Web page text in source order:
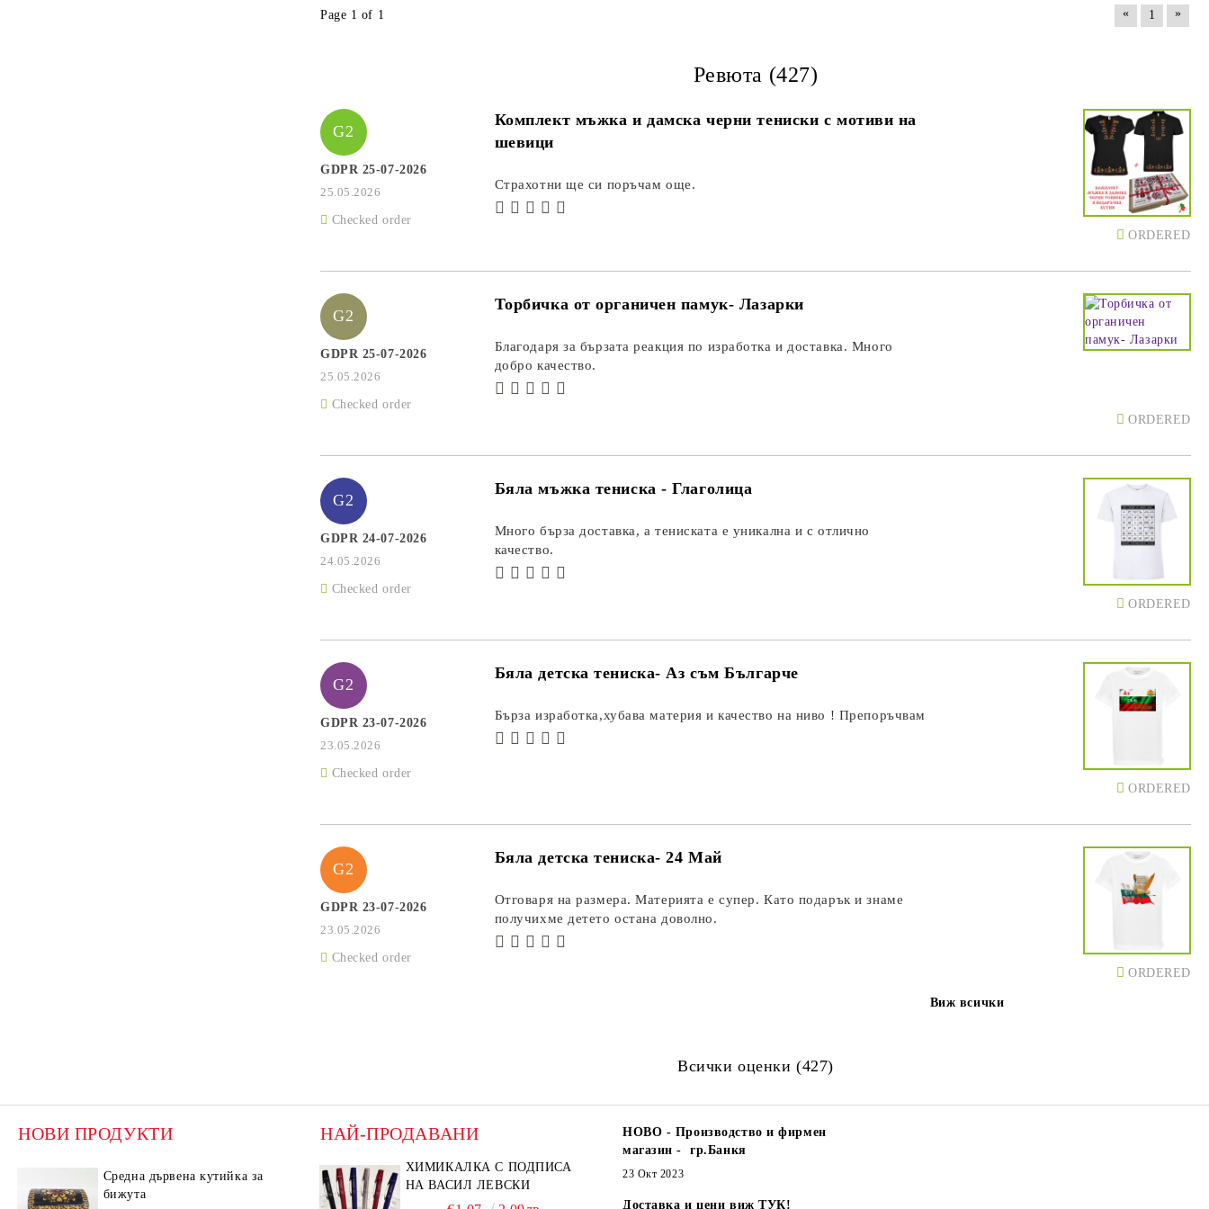
Page 1 of 1 « 1 »
Ревюта (427)
G2
GDPR 25-07-2026
25.05.2026
Checked order
Комплект мъжка и дамска черни тениски с мотиви на
шевици
Страхотни ще си поръчам още.
ORDERED
G2
GDPR 25-07-2026
25.05.2026
Checked order
Торбичка от органичен памук- Лазарки
Благодаря за бързата реакция по изработка и доставка. Много
добро качество.
ORDERED
G2
GDPR 24-07-2026
24.05.2026
Checked order
Бяла мъжка тениска - Глаголица
Много бърза доставка, а тениската е уникална и с отлично
качество.
ORDERED
G2
GDPR 23-07-2026
23.05.2026
Checked order
Бяла детска тениска- Аз съм Българче
Бърза изработка,хубава материя и качество на ниво ! Препоръчвам
ORDERED
G2
GDPR 23-07-2026
23.05.2026
Checked order
Бяла детска тениска- 24 Май
Отговаря на размера. Материята е супер. Като подарък и знаме
получихме детето остана доволно.
ORDERED
Виж всички
Всички оценки (427)
НОВИ ПРОДУКТИ
Средна дървена кутийка за
бижута
НАЙ-ПРОДАВАНИ
ХИМИКАЛКА С ПОДПИСА
НА ВАСИЛ ЛЕВСКИ
НОВО - Производство и фирмен
магазин - гр.Банкя
23 Окт 2023
Доставка и цени виж ТУК!